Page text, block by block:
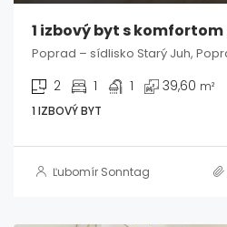
Poprad – sídlisko Starý Juh,
2 1 1 39,60 m²
1 IZBOVÝ BYT
Ľubomír Sonntag